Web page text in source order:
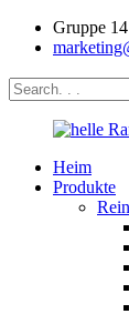
Gruppe
Heim
Produkte